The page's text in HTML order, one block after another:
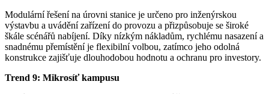
Modulární řešení na úrovni stanice je určeno pro inženýrskou
výstavbu a uvádění zařízení do provozu a přizpůsobuje se široké
škále scénářů nabíjení. Díky nízkým nákladům, rychlému nasazení a
snadnému přemístění je flexibilní volbou, zatímco jeho odolná
konstrukce zajišťuje dlouhodobou hodnotu a ochranu pro investory.
Trend 9: Mikrosíť kampusu